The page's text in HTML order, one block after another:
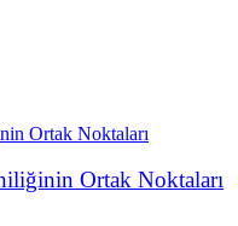
Ortak Noktaları